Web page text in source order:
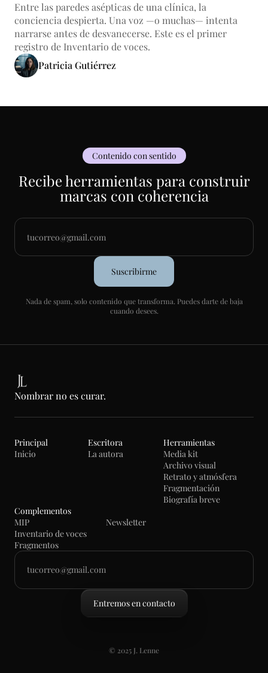
Entre las paredes asépticas de una clínica, la
conciencia despierta. Una voz —o muchas— intenta
narrarse antes de desvanecerse. Este es el primer
registro de Inventario de voces.
Patricia Gutiérrez
Contenido con sentido
Recibe herramientas para construir
marcas con coherencia
Nada de spam, solo contenido que transforma. Puedes darte de baja
cuando desees.
Nombrar no es curar.
Principal
Inicio
Escritora
La autora
Herramientas
Media kit
Archivo visual
Retrato y atmósfera
Fragmentación
Biografía breve
Complementos
MIP
Inventario de voces
Fragmentos
Newsletter
© 2025 J. Lenne